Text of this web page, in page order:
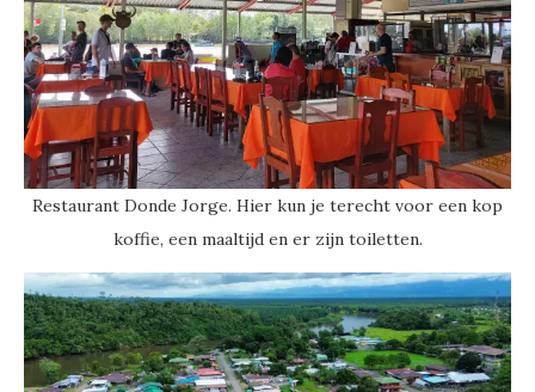
Restaurant Donde Jorge. Hier kun je terecht voor een kop
koffie, een maaltijd en er zijn toiletten.